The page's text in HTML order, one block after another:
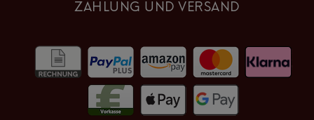
ZAHLUNG UND VERSAND